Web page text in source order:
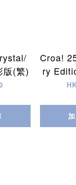
版(繁)
Croa!
ry
塘爭